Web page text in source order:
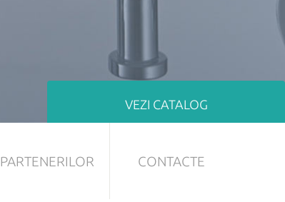
VEZI CATALOG
PARTENERILOR CONTACTE